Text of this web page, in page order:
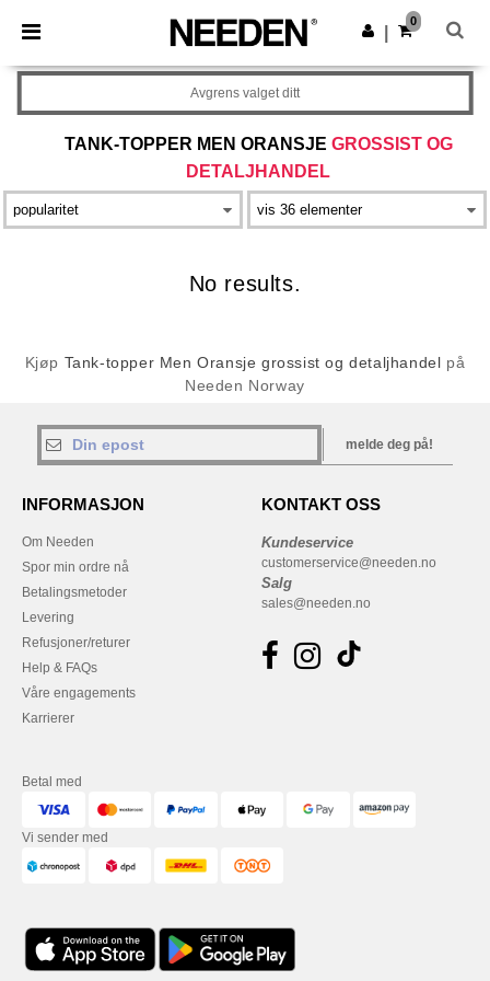
× Needen-app
Bedre priser i appen!
Last ned app
0
TANK-TOPPER MEN ORANSJE GROSSIST OG
DETALJHANDEL
Avgrens valget ditt
No results.
Kjøp Tank-topper Men Oransje grossist og detaljhandel på
Needen Norway
melde deg på!
INFORMASJON
Om Needen
Spor min ordre nå
Betalingsmetoder
Levering
Refusjoner/returer
Help & FAQs
Våre engagements
Karrierer
KONTAKT OSS
Kundeservice
customerservice@needen.no
Salg
sales@needen.no
Betal med
Vi sender med